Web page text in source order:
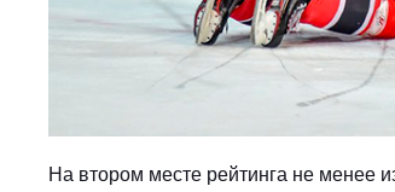
На втором месте рейтинга не менее